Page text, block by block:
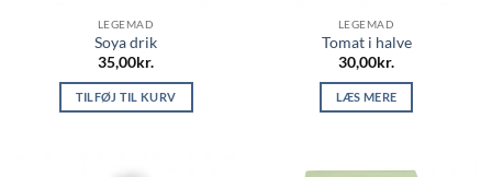
LEGEMAD
Soya drik
35,00kr.
TILFØJ TIL KURV
LEGEMAD
Tomat i halve
30,00kr.
LÆS MERE